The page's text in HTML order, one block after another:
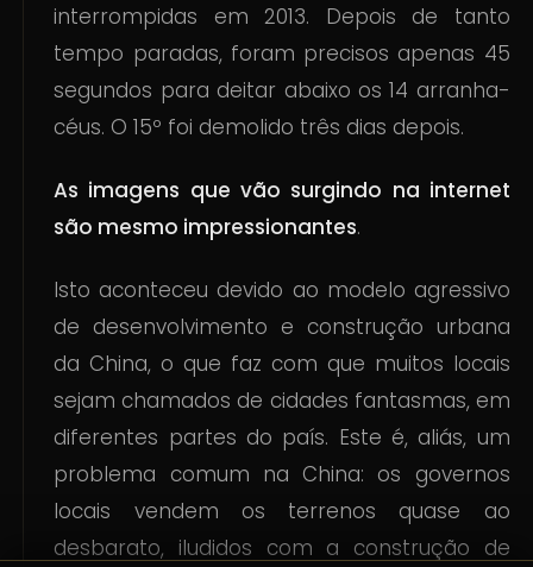
interrompidas em 2013. Depois de tanto
tempo paradas, foram precisos apenas 45
segundos para deitar abaixo os 14 arranha-
céus. O 15º foi demolido três dias depois.
As imagens que vão surgindo na internet
são mesmo impressionantes.
Isto aconteceu devido ao modelo agressivo
de desenvolvimento e construção urbana
da China, o que faz com que muitos locais
sejam chamados de cidades fantasmas, em
diferentes partes do país. Este é, aliás, um
problema comum na China: os governos
locais vendem os terrenos quase ao
desbarato, iludidos com a construção de